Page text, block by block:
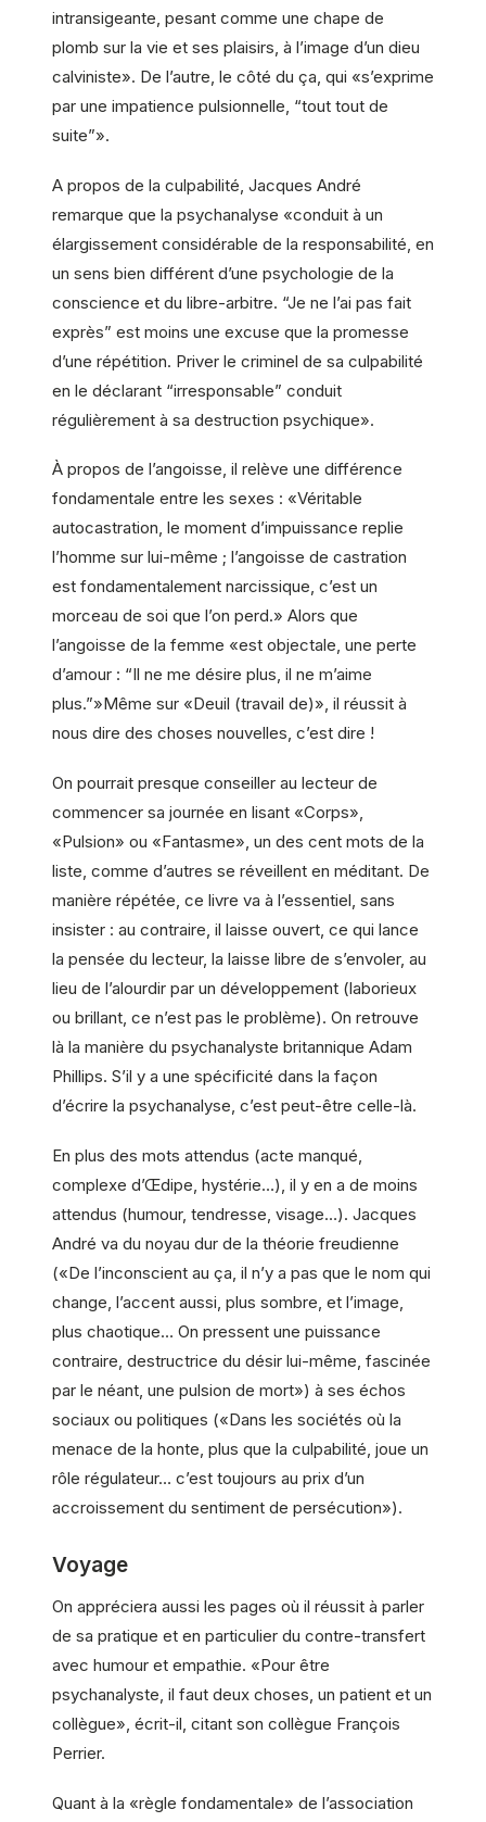
intransigeante, pesant comme une chape de
plomb sur la vie et ses plaisirs, à l’image d’un dieu
calviniste». De l’autre, le côté du ça, qui «s’exprime
par une impatience pulsionnelle, “tout tout de
suite”».
A propos de la culpabilité, Jacques André
remarque que la psychanalyse «conduit à un
élargissement considérable de la responsabilité, en
un sens bien différent d’une psychologie de la
conscience et du libre-arbitre. “Je ne l’ai pas fait
exprès” est moins une excuse que la promesse
d’une répétition. Priver le criminel de sa culpabilité
en le déclarant “irresponsable” conduit
régulièrement à sa destruction psychique».
À propos de l’angoisse, il relève une différence
fondamentale entre les sexes : «Véritable
autocastration, le moment d’impuissance replie
l’homme sur lui-même ; l’angoisse de castration
est fondamentalement narcissique, c’est un
morceau de soi que l’on perd.» Alors que
l’angoisse de la femme «est objectale, une perte
d’amour : “Il ne me désire plus, il ne m’aime
plus.”»Même sur «Deuil (travail de)», il réussit à
nous dire des choses nouvelles, c’est dire !
On pourrait presque conseiller au lecteur de
commencer sa journée en lisant «Corps»,
«Pulsion» ou «Fantasme», un des cent mots de la
liste, comme d’autres se réveillent en méditant. De
manière répétée, ce livre va à l’essentiel, sans
insister : au contraire, il laisse ouvert, ce qui lance
la pensée du lecteur, la laisse libre de s’envoler, au
lieu de l’alourdir par un développement (laborieux
ou brillant, ce n’est pas le problème). On retrouve
là la manière du psychanalyste britannique Adam
Phillips. S’il y a une spécificité dans la façon
d’écrire la psychanalyse, c’est peut-être celle-là.
En plus des mots attendus (acte manqué,
complexe d’Œdipe, hystérie…), il y en a de moins
attendus (humour, tendresse, visage…). Jacques
André va du noyau dur de la théorie freudienne
(«De l’inconscient au ça, il n’y a pas que le nom qui
change, l’accent aussi, plus sombre, et l’image,
plus chaotique… On pressent une puissance
contraire, destructrice du désir lui-même, fascinée
par le néant, une pulsion de mort») à ses échos
sociaux ou politiques («Dans les sociétés où la
menace de la honte, plus que la culpabilité, joue un
rôle régulateur… c’est toujours au prix d’un
accroissement du sentiment de persécution»).
Voyage
On appréciera aussi les pages où il réussit à parler
de sa pratique et en particulier du contre-transfert
avec humour et empathie. «Pour être
psychanalyste, il faut deux choses, un patient et un
collègue», écrit-il, citant son collègue François
Perrier.
Quant à la «règle fondamentale» de l’association